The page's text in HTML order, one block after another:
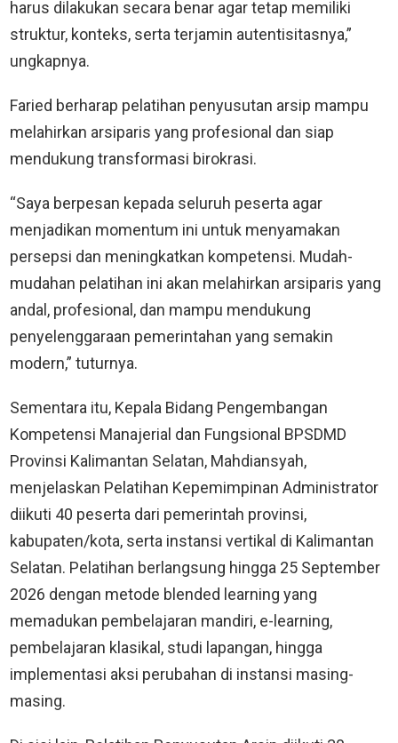
harus dilakukan secara benar agar tetap memiliki
struktur, konteks, serta terjamin autentisitasnya,”
ungkapnya.
Faried berharap pelatihan penyusutan arsip mampu
melahirkan arsiparis yang profesional dan siap
mendukung transformasi birokrasi.
“Saya berpesan kepada seluruh peserta agar
menjadikan momentum ini untuk menyamakan
persepsi dan meningkatkan kompetensi. Mudah-
mudahan pelatihan ini akan melahirkan arsiparis yang
andal, profesional, dan mampu mendukung
penyelenggaraan pemerintahan yang semakin
modern,” tuturnya.
Sementara itu, Kepala Bidang Pengembangan
Kompetensi Manajerial dan Fungsional BPSDMD
Provinsi Kalimantan Selatan, Mahdiansyah,
menjelaskan Pelatihan Kepemimpinan Administrator
diikuti 40 peserta dari pemerintah provinsi,
kabupaten/kota, serta instansi vertikal di Kalimantan
Selatan. Pelatihan berlangsung hingga 25 September
2026 dengan metode blended learning yang
memadukan pembelajaran mandiri, e-learning,
pembelajaran klasikal, studi lapangan, hingga
implementasi aksi perubahan di instansi masing-
masing.